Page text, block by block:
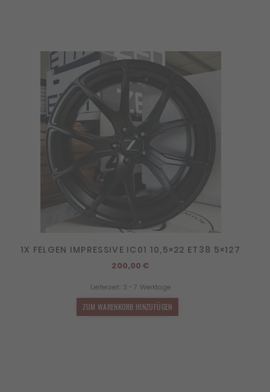
1X FELGEN IMPRESSIVE IC01 10,5×22 ET38 5×127
200,00€
Lieferzeit: 3 - 7 Werktage
ZUM WARENKORB HINZUFÜGEN